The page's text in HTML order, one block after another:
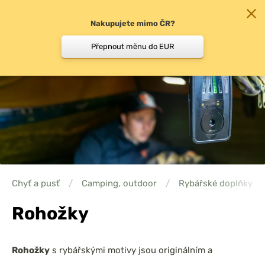
Chyť a pusť / Camping, outdoor / Rybářské doplňky
Rohožky
Rohožky s rybářskými motivy jsou originálním a
Nakupujete mimo ČR?
Přepnout měnu do EUR